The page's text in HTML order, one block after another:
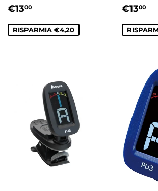
PREZZO
€1300
RISPARMIA €4,20
€1300